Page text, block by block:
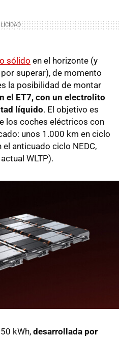
sólido en el horizonte (y
superar), de momento
la posibilidad de montar
el ET7, con un electrolito
líquido. El objetivo es
los coches eléctricos con
unos 1.000 km en ciclo
anticuado ciclo NEDC,
WLTP).
kWh, desarrollada por